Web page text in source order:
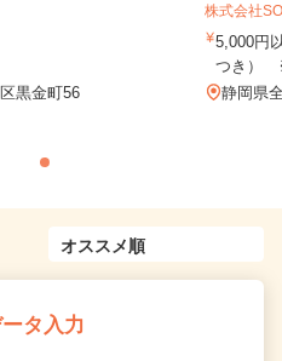
黒金町56
株式会社
5,000円
つき）
静岡県
タ入力